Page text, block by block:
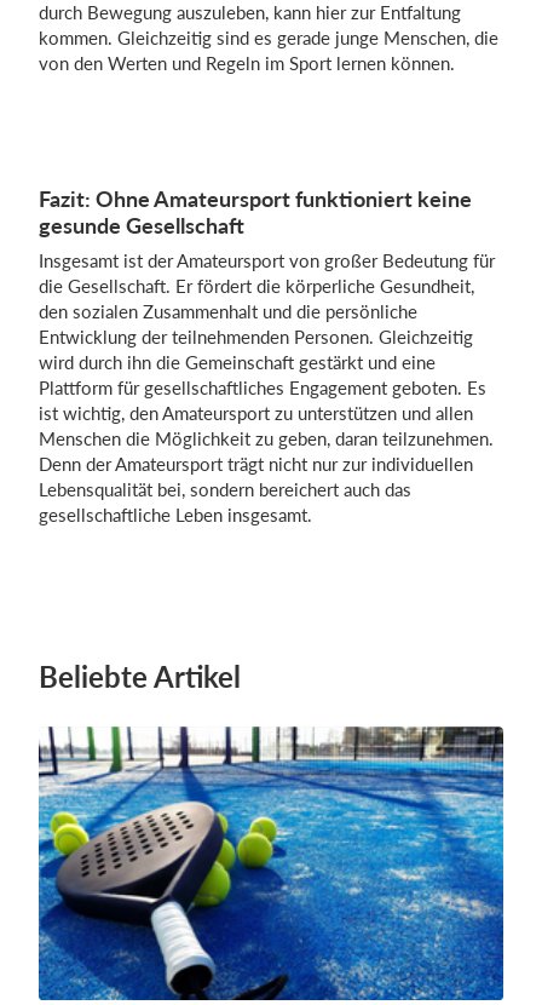
durch Bewegung auszuleben, kann hier zur Entfaltung
kommen. Gleichzeitig sind es gerade junge Menschen, die
von den Werten und Regeln im Sport lernen können.
Fazit: Ohne Amateursport funktioniert keine
gesunde Gesellschaft
Insgesamt ist der Amateursport von großer Bedeutung für
die Gesellschaft. Er fördert die körperliche Gesundheit,
den sozialen Zusammenhalt und die persönliche
Entwicklung der teilnehmenden Personen. Gleichzeitig
wird durch ihn die Gemeinschaft gestärkt und eine
Plattform für gesellschaftliches Engagement geboten. Es
ist wichtig, den Amateursport zu unterstützen und allen
Menschen die Möglichkeit zu geben, daran teilzunehmen.
Denn der Amateursport trägt nicht nur zur individuellen
Lebensqualität bei, sondern bereichert auch das
gesellschaftliche Leben insgesamt.
Beliebte Artikel